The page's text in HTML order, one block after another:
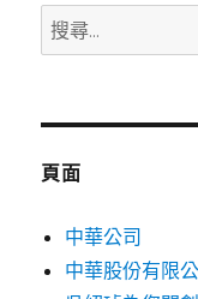
搜
尋
鍵
頁面
中華公司
中華股份有限